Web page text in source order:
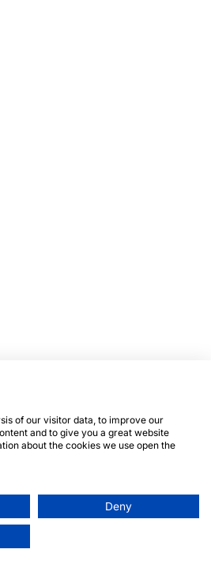
of our visitor data, to improve our
and to give you a great website
about the cookies we use open the
Deny